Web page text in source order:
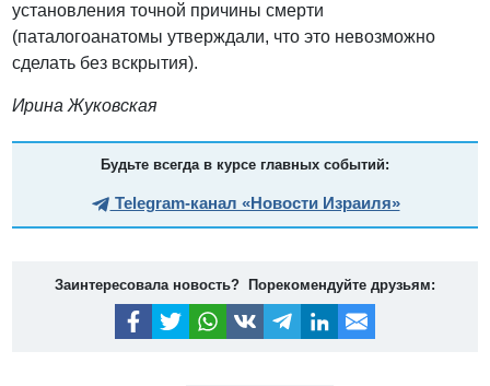
установления точной причины смерти
(паталогоанатомы утверждали, что это невозможно
сделать без вскрытия).
Ирина Жуковская
Будьте всегда в курсе главных событий:
Telegram-канал «Новости Израиля»
Заинтересовала новость? Порекомендуйте друзьям: